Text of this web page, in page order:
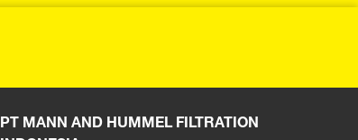
PT MANN AND HUMMEL FILTRATION